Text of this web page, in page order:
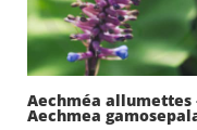
Aechméa allumettes
Aechmea